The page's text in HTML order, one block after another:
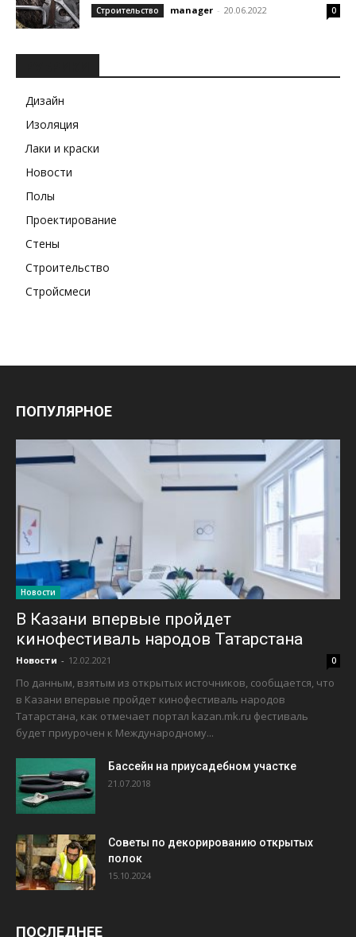
Строительство manager - 20.06.2022 0
Дизайн
Изоляция
Лаки и краски
Новости
Полы
Проектирование
Стены
Строительство
Стройсмеси
ПОПУЛЯРНОЕ
Новости
В Казани впервые пройдет
кинофестиваль народов Татарстана
Новости - 12.02.2021 0
По данным, взятым из открытых источников, сообщается, что
в Казани впервые пройдет кинофестиваль народов
Татарстана, как отмечает портал kazan.mk.ru фестиваль
будет приурочен к Международному...
Бассейн на приусадебном участке
21.07.2018
Советы по декорированию открытых
полок
15.10.2024
ПОСЛЕДНЕЕ